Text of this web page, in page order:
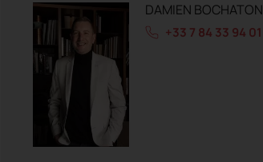
DAMIEN BOCHATON
+33 7 84 33 94 01